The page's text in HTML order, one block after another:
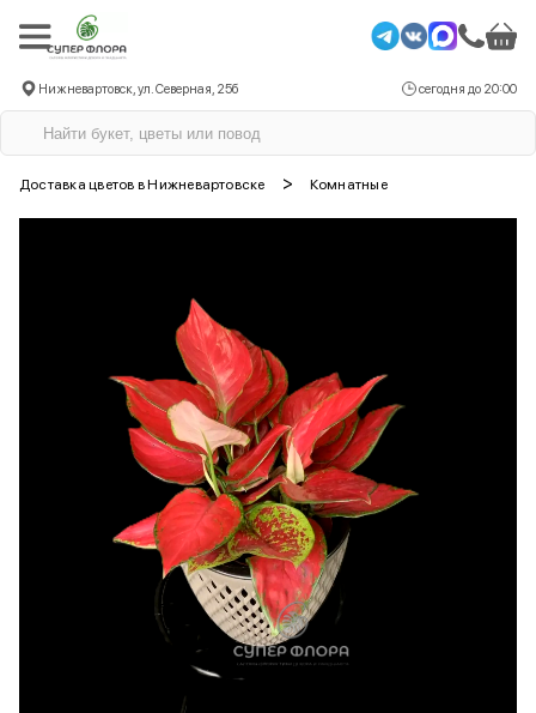
Нижневартовск, ул. Северная, 25б сегодня до 20:00
Доставка цветов в Нижневартовске > Комнатные